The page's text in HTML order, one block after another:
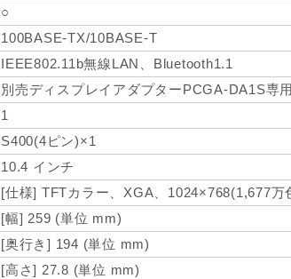
○
100BASE-TX/10BASE-T
IEEE802.11b無線LAN、Bluetooth1.1
別売ディスプレイアダプターPCGA-DA1S専
1
S400(4ピン)×1
10.4 インチ
[仕様] TFTカラー、XGA、1024×768(1,677万
[幅] 259 (単位 mm)
[奥行き] 194 (単位 mm)
[高さ] 27.8 (単位 mm)